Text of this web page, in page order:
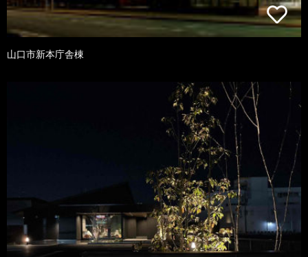
山口市新本庁舎棟